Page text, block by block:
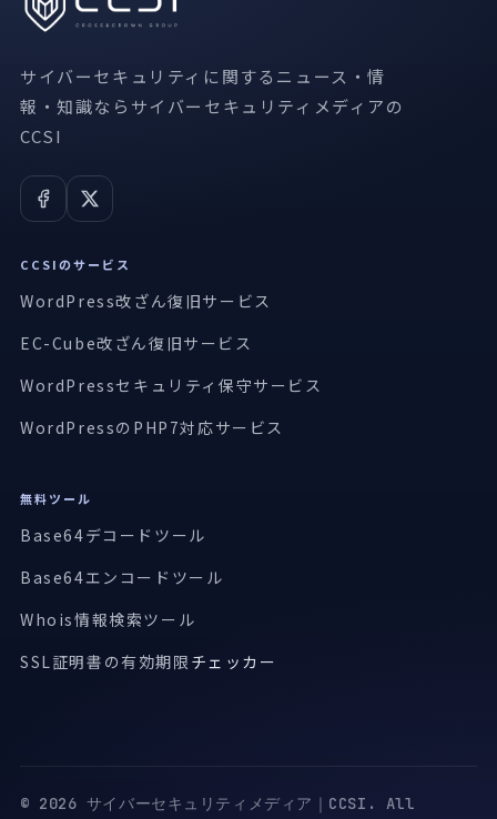
サイバーセキュリティに関するニュース・情
報・知識ならサイバーセキュリティメディアの
CCSI
CCSIのサービス
WordPress改ざん復旧サービス
EC-Cube改ざん復旧サービス
WordPressセキュリティ保守サービス
WordPressのPHP7対応サービス
無料ツール
Base64デコードツール
Base64エンコードツール
Whois情報検索ツール
SSL証明書の有効期限 チェッカー
© 2026 サイバーセキュリティメディア｜CCSI. All